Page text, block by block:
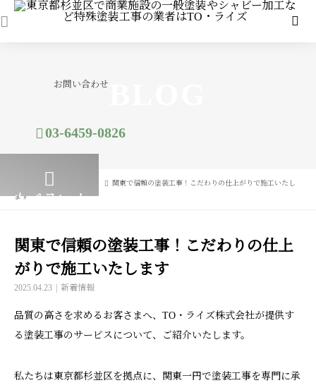
お問い合わせ
03-6459-0826
メールフォーム
関東で信頼の塗装工事！こだわりの仕上がりで施工いたし
ます
関東で信頼の塗装工事！こだわりの仕上
がりで施工いたします
2025.04.23 新着情報
品質の高さを求めるお客さまへ、TO・ライズ株式会社が提供す
る塗装工事のサービスについて、ご紹介いたします。
私たちは東京都杉並区を拠点に、関東一円で塗装工事を専門に承